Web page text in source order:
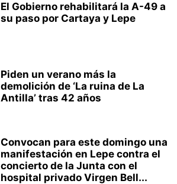
El Gobierno rehabilitará la A-49 a
su paso por Cartaya y Lepe
Piden un verano más la
demolición de ‘La ruina de La
Antilla’ tras 42 años
Convocan para este domingo una
manifestación en Lepe contra el
concierto de la Junta con el
hospital privado Virgen Bell...